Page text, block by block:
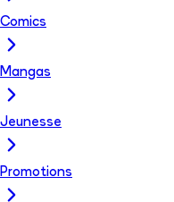
Comics
Mangas
Jeunesse
Promotions